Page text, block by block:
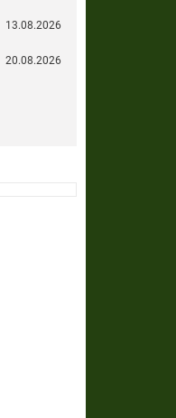
13.08.2026
20.08.2026